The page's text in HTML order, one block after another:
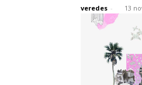
veredes - 13